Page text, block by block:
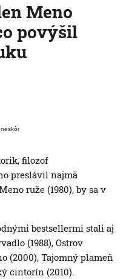
Meno
povýšil
filozof
preslávil najmä
ruže (1980), by sa v
bestsellermi stali aj
(1988), Ostrov
(2000), Tajomný plameň
cintorín (2010).